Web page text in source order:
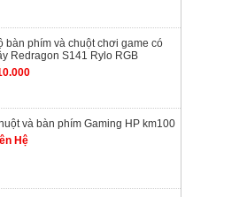
bàn phím và chuột chơi game có
Redragon S141 Rylo RGB
và bàn phím Gaming HP km100
Hệ